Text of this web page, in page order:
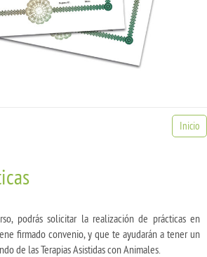
Inicio
podrás solicitar la realización de prácticas en
firmado convenio, y que te ayudarán a tener un
de las Terapias Asistidas con Animales.